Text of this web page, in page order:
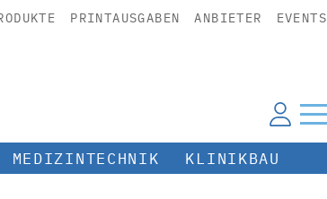
PRINTAUSGABEN ANBIETER EVENTS
MEDIZINTECHNIK KLINIKBAU